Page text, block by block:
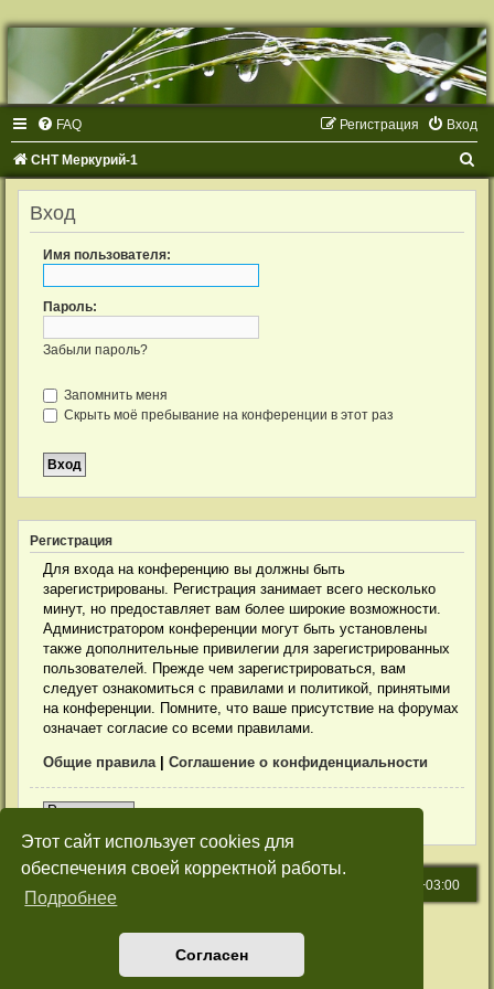
Этот сайт использует cookies для
обеспечения своей корректной работы.
Подробнее
Согласен
с
а
я
FAQ Вход
Регистрация
СНТ Меркурий-1
Вход
Имя пользователя:
Пароль:
Забыли пароль?
Запомнить меня
Скрыть моё пребывание на конференции в этот раз
Регистрация
Для входа на конференцию вы должны быть
зарегистрированы. Регистрация занимает всего несколько
минут, но предоставляет вам более широкие возможности.
Администратором конференции могут быть установлены
также дополнительные привилегии для зарегистрированных
пользователей. Прежде чем зарегистрироваться, вам
следует ознакомиться с правилами и политикой, принятыми
на конференции. Помните, что ваше присутствие на форумах
означает согласие со всеми правилами.
Общие правила Соглашение о конфиденциальности
Регистрация
UTC+03:00
Style: Green-Style by Joyce&LunaphpBB-Style-Design
Конфиденциальность